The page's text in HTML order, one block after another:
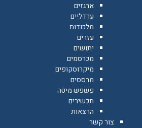
ארגזים
ערדליים
מלכודות
עזרים
יתושים
מכרסמים
מיקרוסקופים
מרססים
פשפש מיטה
תכשירים
הרצאות
צור קשר